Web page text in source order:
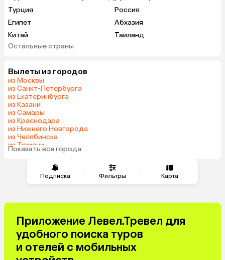
Подписка Фильтры Карта
Турция
Россия
Египет
Абхазия
Китай
Таиланд
Вьетнам
Беларусь
Шри-Ланка
Азербайджан
Сербия
Киргизия
Саудовская Аравия
Венгрия
Остальные страны
Вылеты из городов
из Москвы
из Санкт-Петербурга
из Екатеринбурга
из Казани
из Самары
из Краснодара
из Нижнего Новгорода
из Челябинска
из Тюмени
из Минеральных Вод
Показать все города
Приложение Левел.Тревел для
удобного поиска туров
и отелей с мобильных